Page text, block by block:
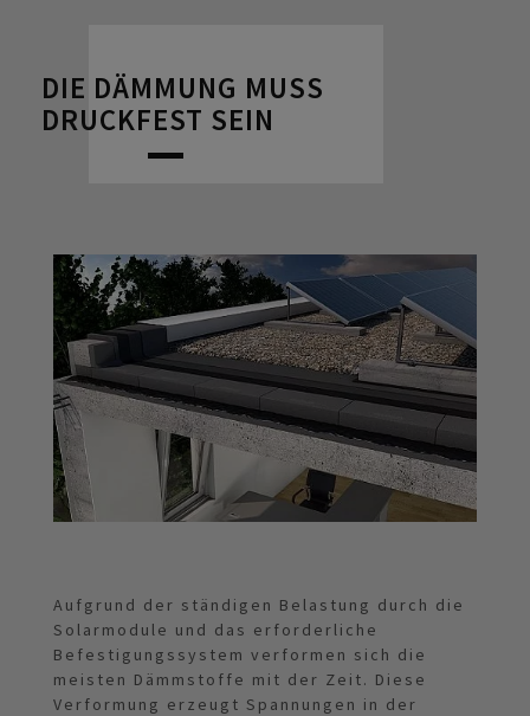
DIE DÄMMUNG MUSS
DRUCKFEST SEIN
Aufgrund der ständigen Belastung durch die
Solarmodule und das erforderliche
Befestigungssystem verformen sich die
meisten Dämmstoffe mit der Zeit. Diese
Verformung erzeugt Spannungen in der